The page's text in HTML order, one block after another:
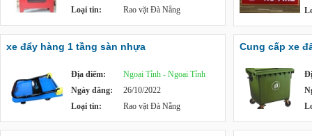
Loại tin:
Rao vặt Đà Nẵng
xe đẩy hàng 1 tầng sàn nhựa
Địa điểm:
Ngoại Tỉnh - Ngoại Tỉnh
Ngày đăng:
26/10/2022
Loại tin:
Rao vặt Đà Nẵng
Cung cấp xe